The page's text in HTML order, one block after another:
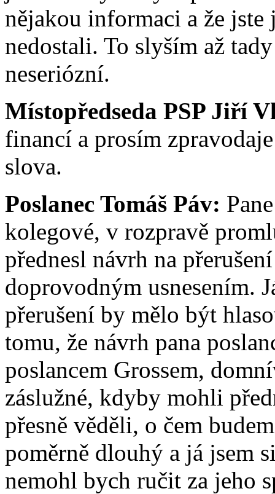
nějakou informaci a že
nedostali. To slyším až
neseriózní.
Místopředseda PSP Jiří
financí a prosím
slova.
Poslanec Tomáš Páv:
kolegové, v rozpravě
přednesl návrh na
doprovodným usnesením.
přerušení by mělo být
tomu, že návrh pana
poslancem Grossem,
záslužné, kdyby mohli
přesně věděli, o čem
poměrně dlouhý a já jsem
nemohl bych ručit za jeho